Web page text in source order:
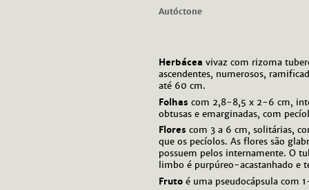
Autóctone
Herbácea vivaz com rizoma
ascendentes, numerosos,
até 60 cm.
Folhas com 2,8-8,5 x 2-6 cm,
obtusas e emarginadas, com
Flores com 3 a 6 cm, solitárias,
que os pecíolos. As flores são
possuem pelos internamente. O
limbo é purpúreo-acastanhado e
Fruto é uma pseudocápsula com